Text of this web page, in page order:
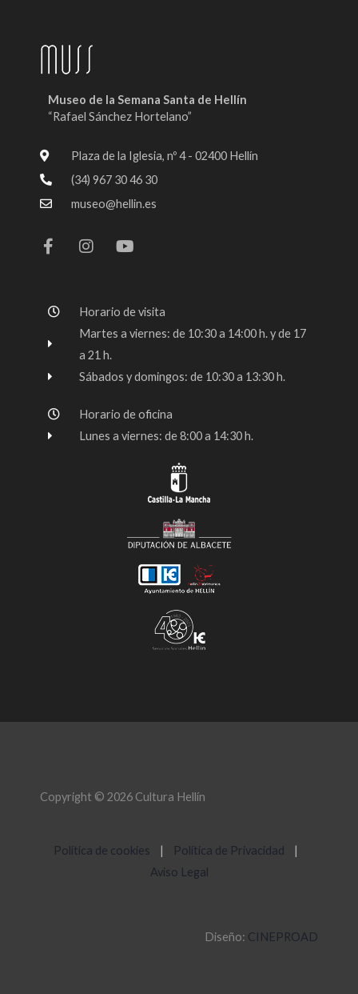
Museo de la Semana Santa de Hellín
“Rafael Sánchez Hortelano”
Plaza de la Iglesia, nº 4 - 02400 Hellín
(34) 967 30 46 30
museo@hellin.es
a
c
o
o
-
n
s
r
a
m
o
u
e
Horario de visita
Martes a viernes: de 10:30 a 14:00 h. y de 17
a 21 h.
Sábados y domingos: de 10:30 a 13:30 h.
Horario de oficina
Lunes a viernes: de 8:00 a 14:30 h.
Copyright © 2026 Cultura Hellín
Política de cookies | Política de Privacidad
|
Aviso Legal
Diseño: CINEPROAD